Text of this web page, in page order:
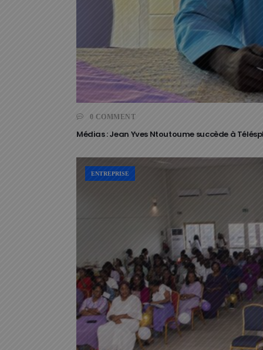
0 COMMENT
Médias : Jean Yves Ntoutoume succède à
ENTREPRISE